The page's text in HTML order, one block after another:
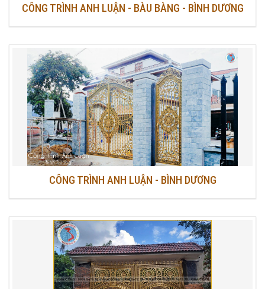
CÔNG TRÌNH ANH LUẬN - BÀU BÀNG - BÌNH DƯƠNG
CÔNG TRÌNH ANH LUẬN - BÌNH DƯƠNG